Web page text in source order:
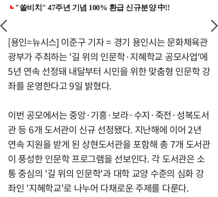
[용인=뉴시스] 이준구 기자 = 경기 용인시는 문화체육관
광부가 주최하는 '길 위의 인문학·지혜학교 공모사업'에
5년 연속 선정돼 내달부터 시민을 위한 맞춤형 인문학 강
좌를 운영한다고 9일 밝혔다.
이번 공모에서는 중앙·기흥·보라·수지·죽전·성복도서
관 등 6개 도서관이 신규 선정됐다. 지난해에 이어 2년
연속 지원을 받게 된 상현도서관을 포함해 총 7개 도서관
이 풍성한 인문학 프로그램을 선보인다. 각 도서관은 소
통 중심의 '길 위의 인문학'과 대학 교양 수준의 심화 강
좌인 '지혜학교'로 나누어 다채로운 주제를 다룬다.